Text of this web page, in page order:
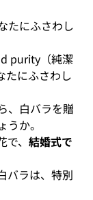
たにふさわし
purity（純潔
たにふさわし
、白バラを贈
か。
、 結婚式で
バラは、特別